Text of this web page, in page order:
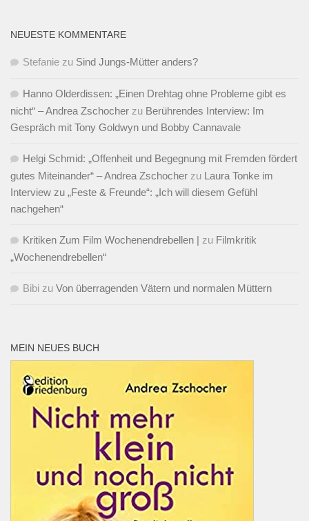
NEUESTE KOMMENTARE
Stefanie zu Sind Jungs-Mütter anders?
Hanno Olderdissen: „Einen Drehtag ohne Probleme gibt es
nicht“ – Andrea Zschocher zu Berührendes Interview: Im
Gespräch mit Tony Goldwyn und Bobby Cannavale
Helgi Schmid: „Offenheit und Begegnung mit Fremden fördert
gutes Miteinander“ – Andrea Zschocher zu Laura Tonke im
Interview zu „Feste & Freunde“: „Ich will diesem Gefühl
nachgehen“
Kritiken Zum Film Wochenendrebellen | zu Filmkritik
„Wochenendrebellen“
Bibi zu Von überragenden Vätern und normalen Müttern
MEIN NEUES BUCH